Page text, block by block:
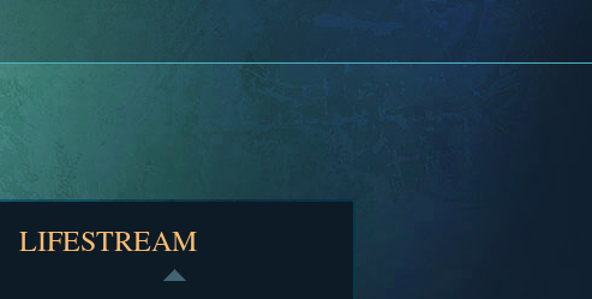
LIFESTREAM